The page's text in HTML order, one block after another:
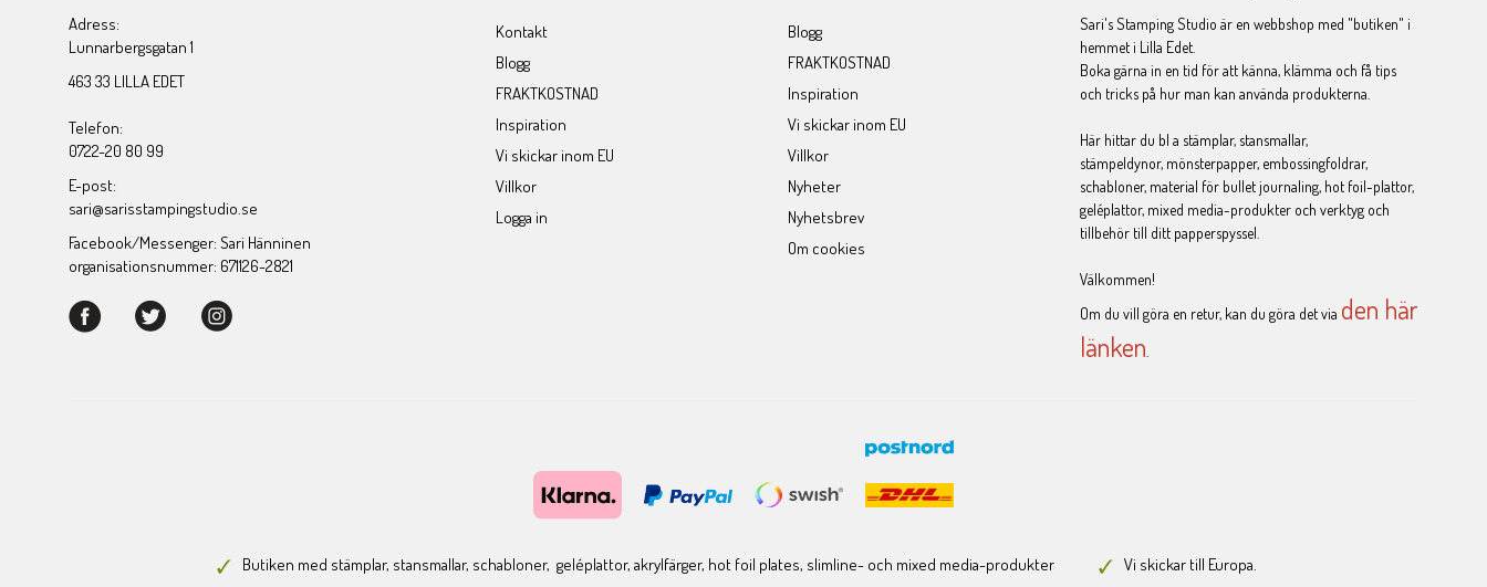
Adress:
Lunnarbergsgatan 1
463 33 LILLA EDET
Telefon:
0722-20 80 99
E-post:
sari@sarisstampingstudio.se
Facebook/Messenger: Sari Hänninen
organisationsnummer: 671126-2821
Kontakt
Blogg
FRAKTKOSTNAD
Inspiration
Vi skickar inom EU
Villkor
Logga in
Blogg
FRAKTKOSTNAD
Inspiration
Vi skickar inom EU
Villkor
Nyheter
Nyhetsbrev
Om cookies
Sari's Stamping Studio är en webbshop med "butiken" i
hemmet i Lilla Edet.
Boka gärna in en tid för att känna, klämma och få tips
och tricks på hur man kan använda produkterna.
Här hittar du bl a stämplar, stansmallar,
stämpeldynor, mönsterpapper, embossingfoldrar,
schabloner, material för bullet journaling, hot foil-plattor,
geléplattor, mixed media-produkter och verktyg och
tillbehör till ditt papperspyssel.
Välkommen!
Om du vill göra en retur, kan du göra det via den här
länken
Butiken med stämplar, stansmallar, schabloner, geléplattor, akrylfärger, hot foil plates, slimline- och mixed media-produkter Vi skickar till Europa.